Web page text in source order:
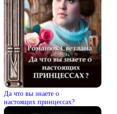
Да что вы знаете о
настоящих принцессах?